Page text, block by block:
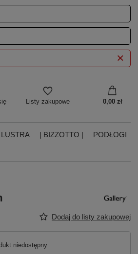
Listy zakupowe 0,00 zł
LUSTRA | BIZZOTTO | PODŁOGI
Dodaj do listy zakupowej
niedostępny